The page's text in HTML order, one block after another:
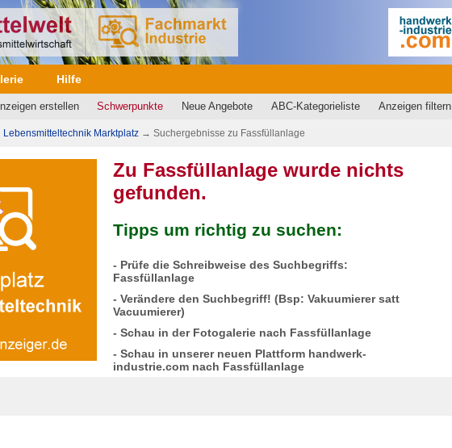
Hilfe
erstellen Schwerpunkte Neue Angebote ABC-Kategorieliste Anzeigen filtern
Lebensmitteltechnik Marktplatz → Suchergebnisse zu Fassfüllanlage
Zu Fassfüllanlage wurde nichts
gefunden.
Tipps um richtig zu suchen:
- Prüfe die Schreibweise des Suchbegriffs:
Fassfüllanlage
- Verändere den Suchbegriff! (Bsp: Vakuumierer satt
Vacuumierer)
- Schau in der Fotogalerie nach Fassfüllanlage
- Schau in unserer neuen Plattform handwerk-
industrie.com nach Fassfüllanlage